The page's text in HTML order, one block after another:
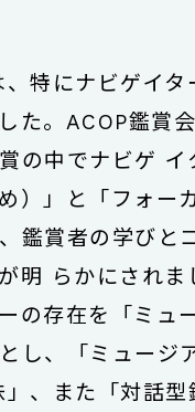
特にナビゲイタ
た。ACOP鑑賞
の中でナビゲ イ
）」と「フォー
鑑賞者の学びと
明 らかにされま
の存在を「ミュ
し、「ミュージ
、また「対話